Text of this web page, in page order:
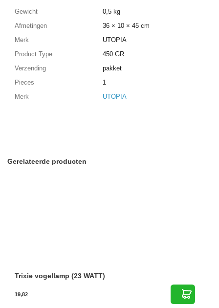
Gewicht
0,5 kg
Afmetingen
36 × 10 × 45 cm
Merk
UTOPIA
Product Type
450 GR
Verzending
pakket
Pieces
1
Merk
UTOPIA
Gerelateerde producten
Trixie vogellamp (23 WATT)
19,82